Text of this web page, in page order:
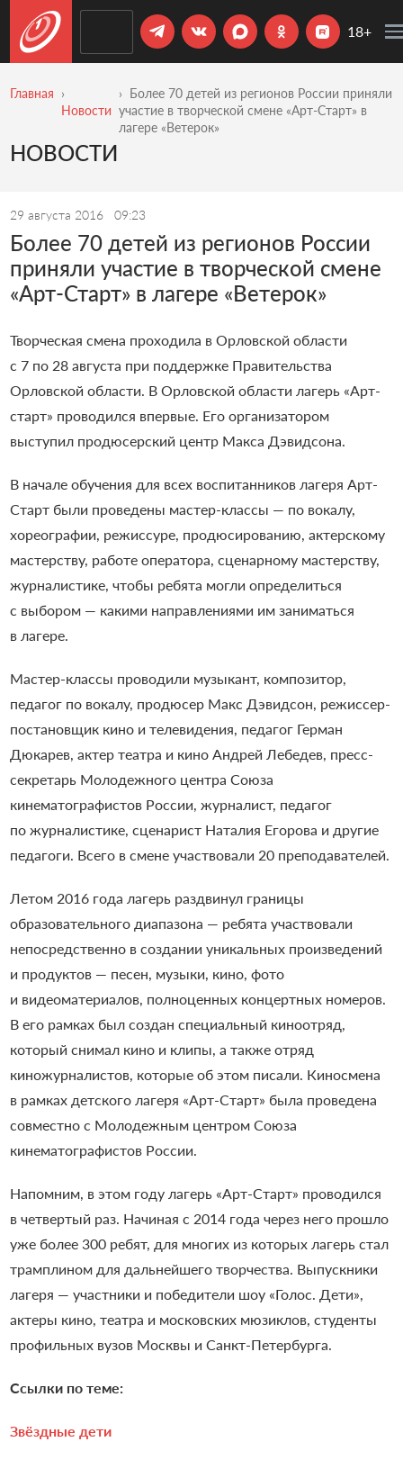
18+
Главная
Новости
Более 70 детей из регионов России приняли
участие в творческой смене «Арт-Старт» в
лагере «Ветерок»
НОВОСТИ
29 августа 2016 09:23
Более 70 детей из регионов России
приняли участие в творческой смене
«Арт-Старт» в лагере «Ветерок»
Творческая смена проходила в Орловской области
с 7 по 28 августа при поддержке Правительства
Орловской области. В Орловской области лагерь «Арт-
старт» проводился впервые. Его организатором
выступил продюсерский центр Макса Дэвидсона.
В начале обучения для всех воспитанников лагеря Арт-
Старт были проведены мастер-классы — по вокалу,
хореографии, режиссуре, продюсированию, актерскому
мастерству, работе оператора, сценарному мастерству,
журналистике, чтобы ребята могли определиться
с выбором — какими направлениями им заниматься
в лагере.
Мастер-классы проводили музыкант, композитор,
педагог по вокалу, продюсер Макс Дэвидсон, режиссер-
постановщик кино и телевидения, педагог Герман
Дюкарев, актер театра и кино Андрей Лебедев, пресс-
секретарь Молодежного центра Союза
кинематографистов России, журналист, педагог
по журналистике, сценарист Наталия Егорова и другие
педагоги. Всего в смене участвовали 20 преподавателей.
Летом 2016 года лагерь раздвинул границы
образовательного диапазона — ребята участвовали
непосредственно в создании уникальных произведений
и продуктов — песен, музыки, кино, фото
и видеоматериалов, полноценных концертных номеров.
В его рамках был создан специальный киноотряд,
который снимал кино и клипы, а также отряд
киножурналистов, которые об этом писали. Киносмена
в рамках детского лагеря «Арт-Старт» была проведена
совместно с Молодежным центром Союза
кинематографистов России.
Напомним, в этом году лагерь «Арт-Старт» проводился
в четвертый раз. Начиная с 2014 года через него прошло
уже более 300 ребят, для многих из которых лагерь стал
трамплином для дальнейшего творчества. Выпускники
лагеря — участники и победители шоу «Голос. Дети»,
актеры кино, театра и московских мюзиклов, студенты
профильных вузов Москвы и Санкт-Петербурга.
Ссылки по теме:
Звёздные дети